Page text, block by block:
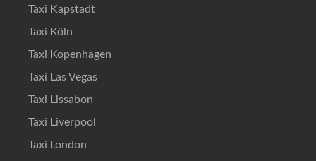
Taxi Kapstadt
Taxi Köln
Taxi Kopenhagen
Taxi Las Vegas
Taxi Lissabon
Taxi Liverpool
Taxi London